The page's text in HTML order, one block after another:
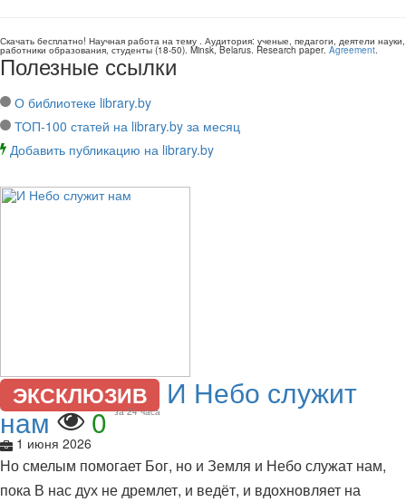
Скачать бесплатно! Научная работа на тему . Аудитория: ученые, педагоги, деятели науки,
работники образования, студенты (18-50). Minsk, Belarus. Research paper. Agreement.
Полезные ссылки
О библиотеке library.by
ТОП-100 статей на library.by за месяц
Добавить публикацию на library.by
ЭКСКЛЮЗИВ И Небо служит
нам 0 за 24 часа
1 июня 2026
Но смелым помогает Бог, но и Земля и Небо служат нам,
пока В нас дух не дремлет, и ведёт, и вдохновляет на